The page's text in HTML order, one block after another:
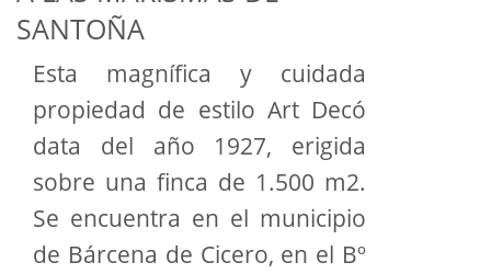
SANTOÑA
Esta magnífica y cuidada
propiedad de estilo Art Decó
data del año 1927, erigida
sobre una finca de 1.500 m2.
Se encuentra en el municipio
de Bárcena de Cicero, en el Bº